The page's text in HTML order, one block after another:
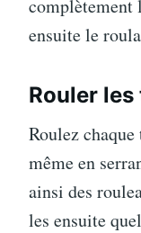
complètement
ensuite le
Rouler
Roulez
même en
ainsi des
les ensuite